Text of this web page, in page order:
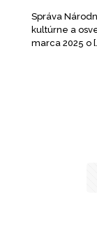
Správa
kultúrne a
marca 2025 o